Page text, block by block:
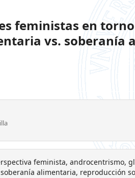
feministas en
vs. soberanía
feminista, androcentrismo,
alimentaria, reproducción